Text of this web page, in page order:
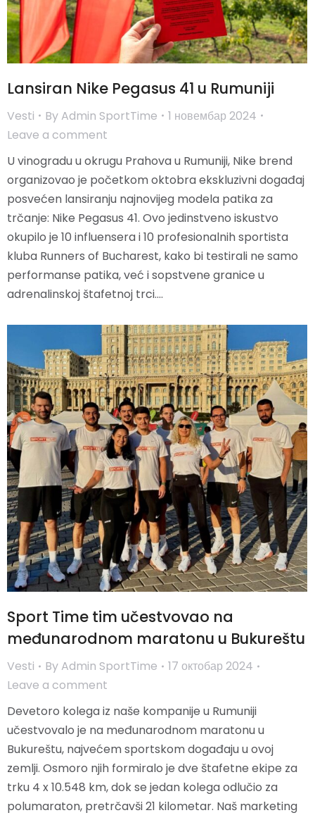
Lansiran Nike Pegasus 41 u Rumuniji
Vesti By Admin SportTime
1 новембар 2024
Leave a comment
U vinogradu u okrugu Prahova u Rumuniji, Nike brend
organizovao je početkom oktobra ekskluzivni događaj
posvećen lansiranju najnovijeg modela patika za
trčanje: Nike Pegasus 41. Ovo jedinstveno iskustvo
okupilo je 10 influensera i 10 profesionalnih sportista
kluba Runners of Bucharest, kako bi testirali ne samo
performanse patika, već i sopstvene granice u
adrenalinskoj štafetnoj trci.…
Sport Time tim učestvovao na
međunarodnom maratonu u Bukureštu
Vesti By Admin SportTime
17 октобар 2024
Leave a comment
Devetoro kolega iz naše kompanije u Rumuniji
učestvovalo je na međunarodnom maratonu u
Bukureštu, najvećem sportskom događaju u ovoj
zemlji. Osmoro njih formiralo je dve štafetne ekipe za
trku 4 x 10.548 km, dok se jedan kolega odlučio za
polumaraton, pretrčavši 21 kilometar. Naš marketing